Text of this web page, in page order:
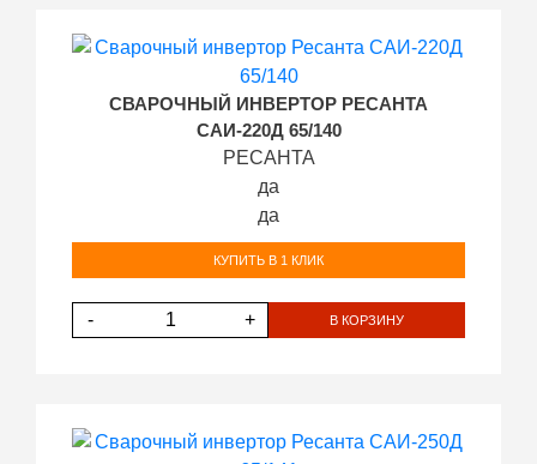
СВАРОЧНЫЙ ИНВЕРТОР РЕСАНТА
САИ-220Д 65/140
РЕСАНТА
да
да
КУПИТЬ В 1 КЛИК
- + В КОРЗИНУ